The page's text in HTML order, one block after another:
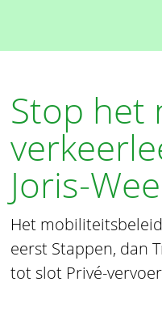
Stop het
Joris-
Het
eerst Stappen, dan
tot slot Privé-